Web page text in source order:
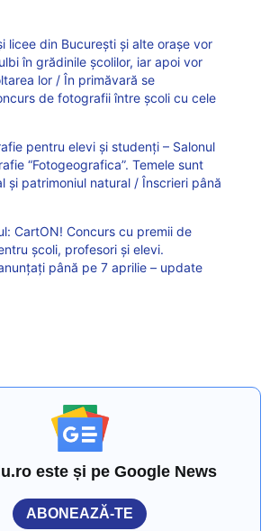
licee din București și alte orașe vor
în grădinile școlilor, iar apoi vor
lor / În primăvară se
de fotografii între școli cu cele
pentru elevi și studenți – Salonul
“Fotogeografica”. Temele sunt
și patrimoniul natural / Înscrieri până
CartON! Concurs cu premii de
școli, profesori și elevi.
până pe 7 aprilie – update
este și pe Google News
ABONEAZĂ-TE